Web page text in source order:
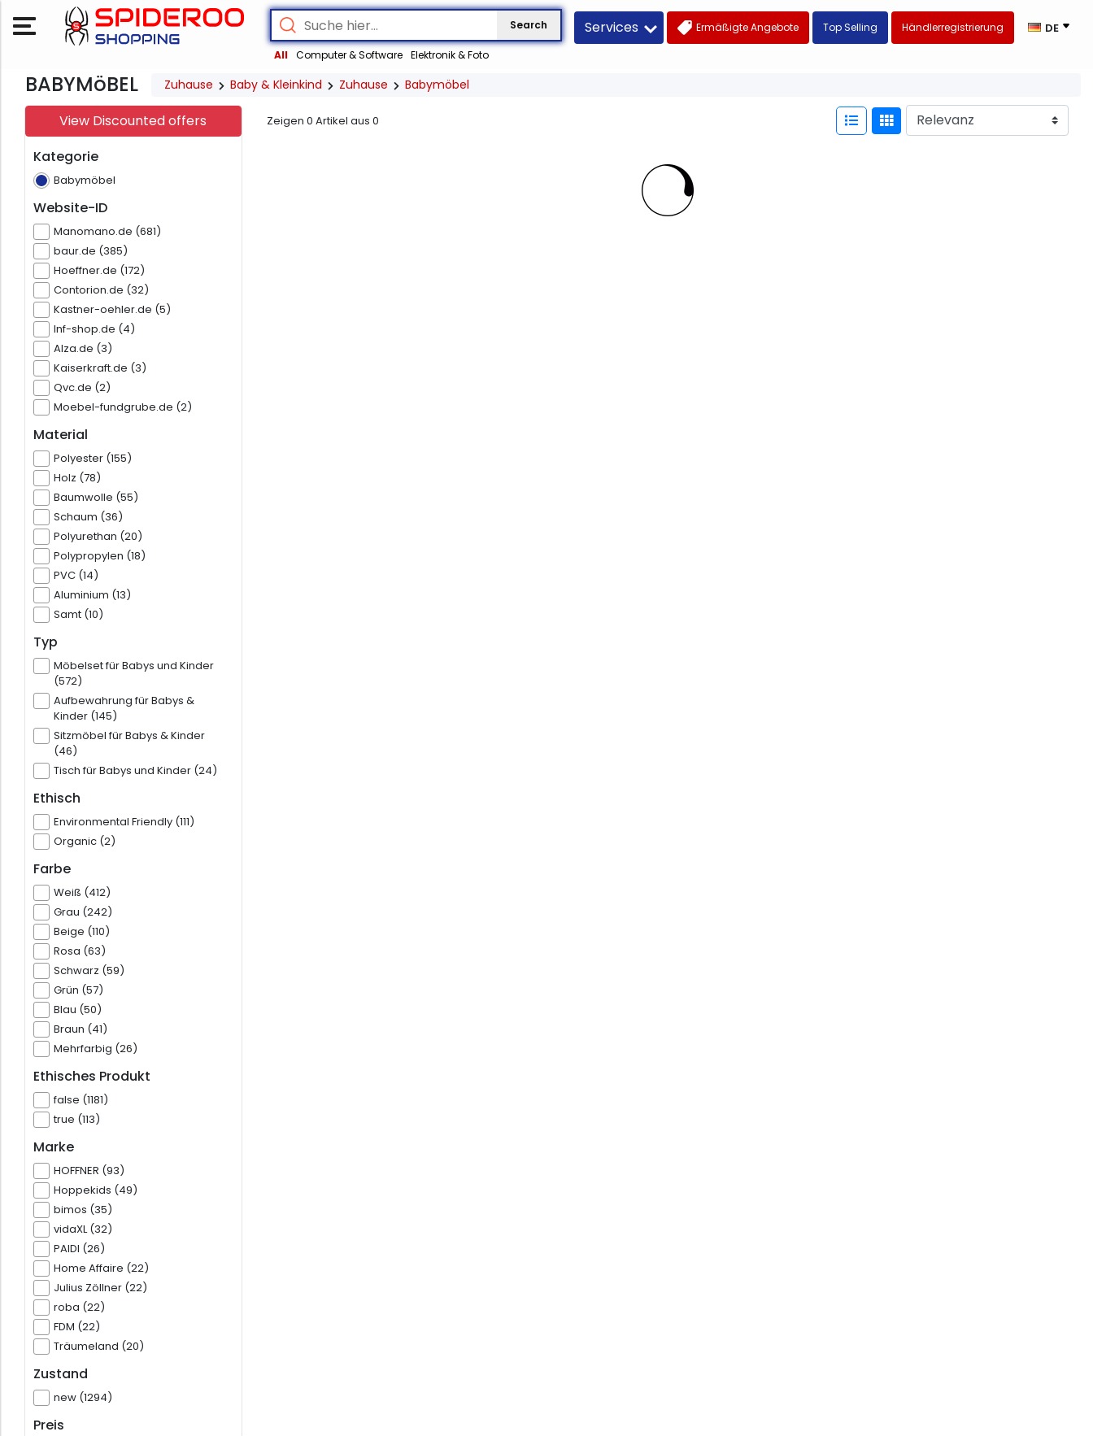
Search
All Computer & Software Elektronik & Foto
Services Ermäßigte Angebote Top Selling Händlerregistrierung DE
BABYMöBEL Zuhause Baby & Kleinkind Zuhause Babymöbel
View Discounted offers
Kategorie
Babymöbel
Website-ID
Manomano.de (681)
baur.de (385)
Hoeffner.de (172)
Contorion.de (32)
Kastner-oehler.de (5)
Inf-shop.de (4)
Alza.de (3)
Kaiserkraft.de (3)
Qvc.de (2)
Moebel-fundgrube.de (2)
Material
Polyester (155)
Holz (78)
Baumwolle (55)
Schaum (36)
Polyurethan (20)
Polypropylen (18)
PVC (14)
Aluminium (13)
Samt (10)
Typ
Möbelset für Babys und Kinder
(572)
Aufbewahrung für Babys &
Kinder (145)
Sitzmöbel für Babys & Kinder
(46)
Tisch für Babys und Kinder (24)
Ethisch
Environmental Friendly (111)
Organic (2)
Farbe
Weiß (412)
Grau (242)
Beige (110)
Rosa (63)
Schwarz (59)
Grün (57)
Blau (50)
Braun (41)
Mehrfarbig (26)
Ethisches Produkt
false (1181)
true (113)
Marke
HOFFNER (93)
Hoppekids (49)
bimos (35)
vidaXL (32)
PAIDI (26)
Home Affaire (22)
Julius Zöllner (22)
roba (22)
FDM (22)
Träumeland (20)
Zustand
new (1294)
Preis
Zeigen 0 Artikel aus 0